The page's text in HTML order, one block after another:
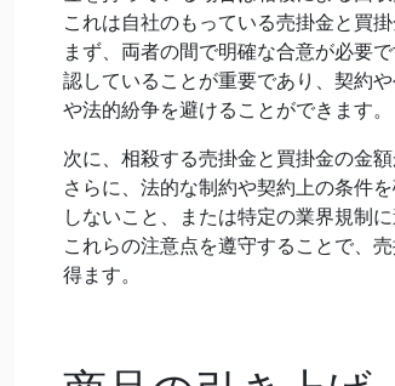
これは自社のもっている売掛金と買
まず、両者の間で明確な合意が必要
認していることが重要であり、契約
や法的紛争を避けることができます。
次に、相殺する売掛金と買掛金の金
さらに、法的な制約や契約上の条件
しないこと、または特定の業界規制
これらの注意点を遵守することで、
得ます。